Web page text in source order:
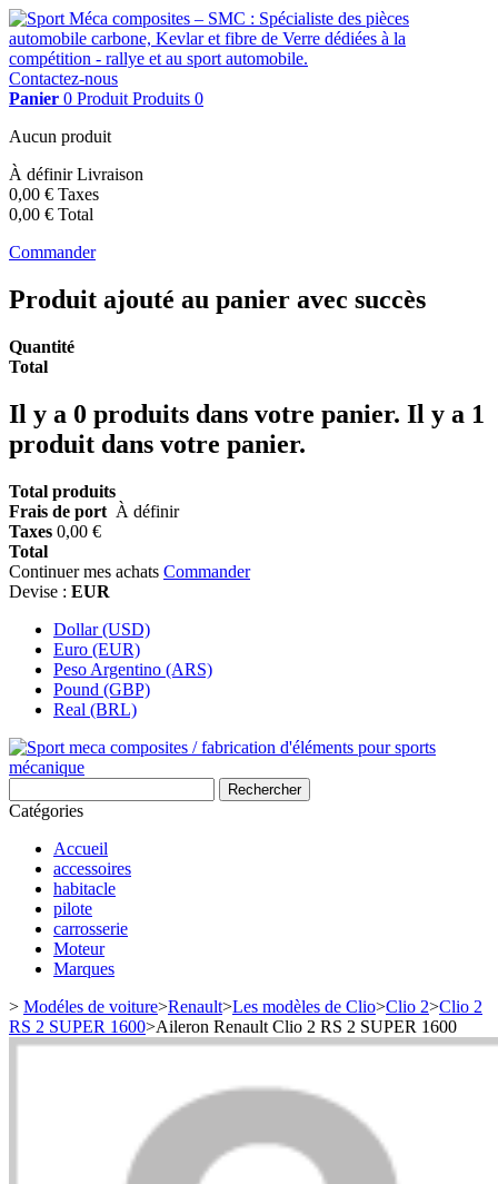
Contactez-nous
Panier 0 Produit Produits 0
Aucun produit
À définirLivraison
0,00 € Taxes
0,00 € Total
Commander
Produit ajouté au panier avec succès
Quantité
Total
Il y a 0 produits dans votre panier. Il y a 1
produit dans votre panier.
Total produits
Frais de port À définir
Taxes 0,00 €
Total
Continuer mes achats Commander
Devise : EUR
Dollar (USD)
Euro (EUR)
Peso Argentino (ARS)
Pound (GBP)
Real (BRL)
Rechercher
Catégories
Accueil
accessoires
habitacle
pilote
carrosserie
Moteur
Marques
> Modéles de voiture>Renault>Les modèles de Clio>Clio 2>Clio 2
RS 2 SUPER 1600>Aileron Renault Clio 2 RS 2 SUPER 1600